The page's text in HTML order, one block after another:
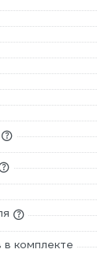
в комплекте